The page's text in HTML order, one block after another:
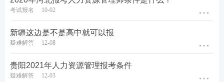
考试报名 10-02
新疆这边是不是高中就可以报
疑难解答 12-08
贵阳2021年人力资源管理报考条件
疑难解答 12-03